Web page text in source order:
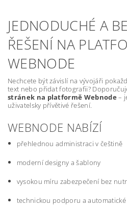
JEDNODUCHÉ A
ŘEŠENÍ NA
WEBNODE
Nechcete být závislí na vývojáři
text nebo přidat fotografii?
stránek na platformě Webnode –
uživatelsky přívětivé řešení.
WEBNODE NABÍZÍ
přehlednou administraci v češtině
moderní designy a šablony
vysokou míru zabezpečení bez
technickou podporu a automatické